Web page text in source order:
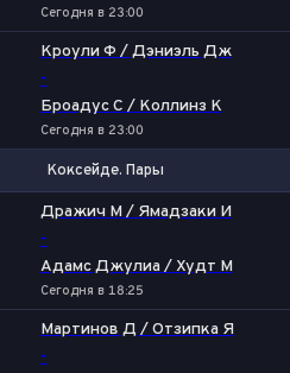
Сегодня в 23:00
Кроули Ф / Дэниэль Дж
-
Броадус С / Коллинз К
Сегодня в 23:00
Коксейде. Пары
Дражич М / Ямадзаки И
-
Адамс Джулиа / Худт М
Сегодня в 18:25
Мартинов Д / Отзипка Я
-